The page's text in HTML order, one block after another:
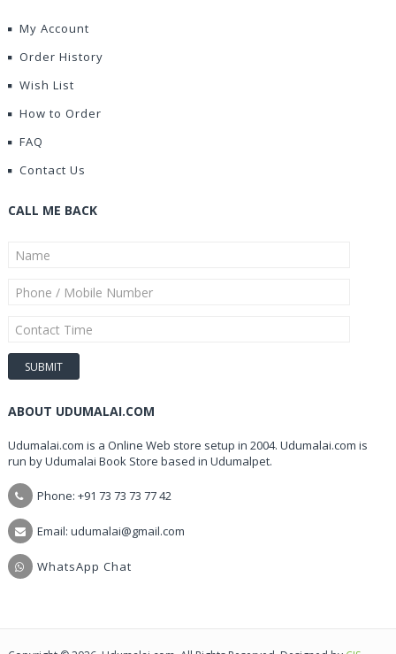
My Account
Order History
Wish List
How to Order
FAQ
Contact Us
CALL ME BACK
ABOUT UDUMALAI.COM
Udumalai.com is a Online Web store setup in 2004. Udumalai.com is
run by Udumalai Book Store based in Udumalpet.
Phone: +91 73 73 73 77 42
Email: udumalai@gmail.com
WhatsApp Chat